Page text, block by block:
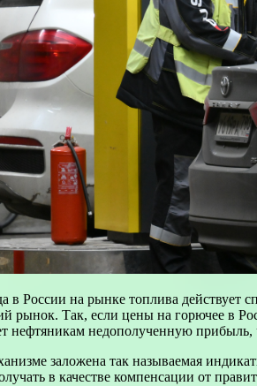
в России на рынке топлива
рынок. Так, если цены на горючее в
нефтяникам недополученную
заложена так называемая
в качестве компенсации от